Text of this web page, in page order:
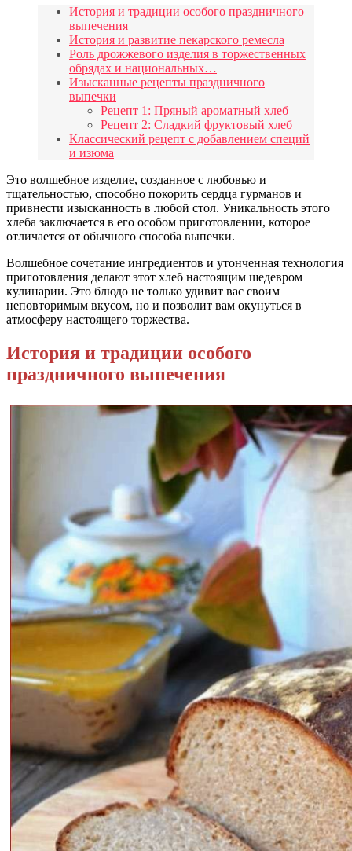
История и традиции особого праздничного
выпечения
История и развитие пекарского ремесла
Роль дрожжевого изделия в торжественных
обрядах и национальных…
Изысканные рецепты праздничного
выпечки
Рецепт 1: Пряный ароматный хлеб
Рецепт 2: Сладкий фруктовый хлеб
Классический рецепт с добавлением специй
и изюма
Это волшебное изделие, созданное с любовью и
тщательностью, способно покорить сердца гурманов и
привнести изысканность в любой стол. Уникальность этого
хлеба заключается в его особом приготовлении, которое
отличается от обычного способа выпечки.
Волшебное сочетание ингредиентов и утонченная технология
приготовления делают этот хлеб настоящим шедевром
кулинарии. Это блюдо не только удивит вас своим
неповторимым вкусом, но и позволит вам окунуться в
атмосферу настоящего торжества.
История и традиции особого
праздничного выпечения